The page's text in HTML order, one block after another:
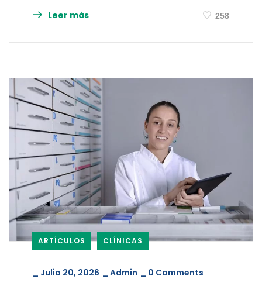
Leer más 258
ARTÍCULOS CLÍNICAS
Julio 20, 2026 Admin 0 Comments